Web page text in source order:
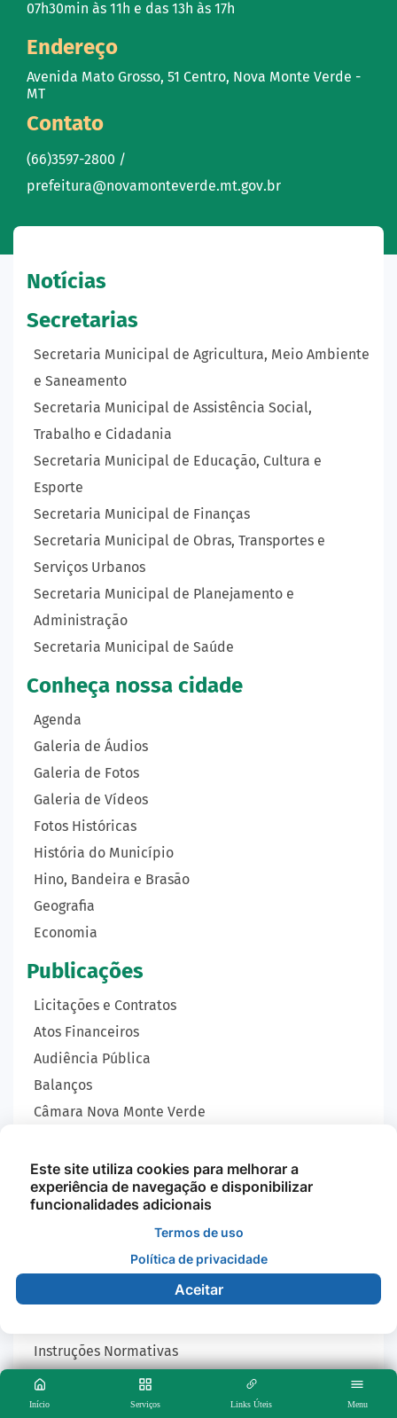
Início Serviços Links Úteis Menu
07h30min às 11h e das 13h às 17h
Endereço
Avenida Mato Grosso, 51 Centro, Nova Monte Verde -
MT
Contato
(66)3597-2800 /
prefeitura@novamonteverde.mt.gov.br
Notícias
Secretarias
Secretaria Municipal de Agricultura, Meio Ambiente
e Saneamento
Secretaria Municipal de Assistência Social,
Trabalho e Cidadania
Secretaria Municipal de Educação, Cultura e
Esporte
Secretaria Municipal de Finanças
Secretaria Municipal de Obras, Transportes e
Serviços Urbanos
Secretaria Municipal de Planejamento e
Administração
Secretaria Municipal de Saúde
Conheça nossa cidade
Agenda
Galeria de Áudios
Galeria de Fotos
Galeria de Vídeos
Fotos Históricas
História do Município
Hino, Bandeira e Brasão
Geografia
Economia
Publicações
Licitações e Contratos
Atos Financeiros
Audiência Pública
Balanços
Câmara Nova Monte Verde
CIDVAT
Concursos Públicos
Convênios
Instruções Normativas
Lei Orgânica
Leis
Este site utiliza cookies para melhorar a
experiência de navegação e disponibilizar
funcionalidades adicionais
Termos de uso
Política de privacidade
Aceitar